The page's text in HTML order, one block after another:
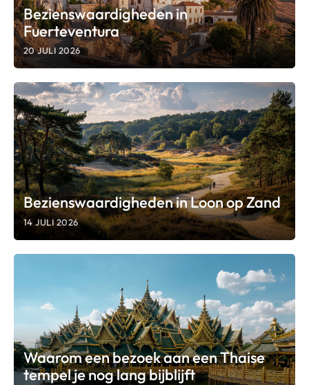
Bezienswaardigheden in
Fuerteventura
20 JULI 2026
Bezienswaardigheden in Loon op Zand
14 JULI 2026
Waarom een bezoek aan een Thaise
tempel je nog lang bijblijft